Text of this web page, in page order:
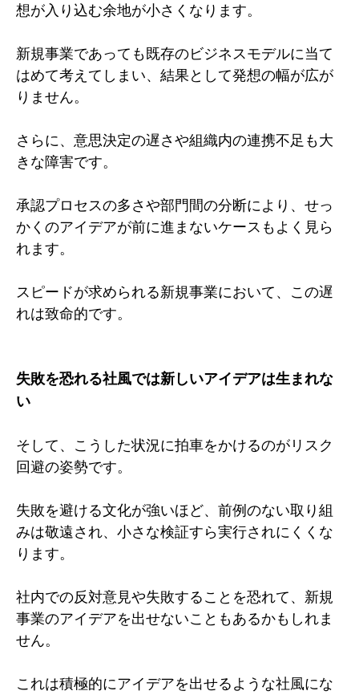
想が入り込む余地が小さくなります。
新規事業であっても既存のビジネスモデルに当て
はめて考えてしまい、結果として発想の幅が広が
りません。
さらに、意思決定の遅さや組織内の連携不足も大
きな障害です。
承認プロセスの多さや部門間の分断により、せっ
かくのアイデアが前に進まないケースもよく見ら
れます。
スピードが求められる新規事業において、この遅
れは致命的です。
失敗を恐れる社風では新しいアイデアは生まれな
い
そして、こうした状況に拍車をかけるのがリスク
回避の姿勢です。
失敗を避ける文化が強いほど、前例のない取り組
みは敬遠され、小さな検証すら実行されにくくな
ります。
社内での反対意見や失敗することを恐れて、新規
事業のアイデアを出せないこともあるかもしれま
せん。
これは積極的にアイデアを出せるような社風にな